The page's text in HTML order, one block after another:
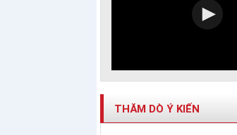
THĂM DÒ Ý KIẾN